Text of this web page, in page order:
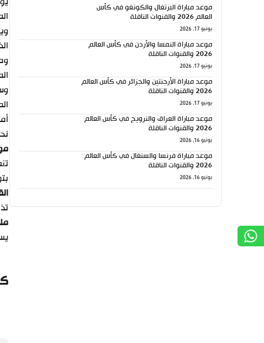
الموافق
موعد مباراة البرتغال والكونغو في كأس
العالم 2026 والقنوات الناقلة
يونيو 17, 2026
موعد مباراة النمسا والأردن في كأس العالم
2026 والقنوات الناقلة
يونيو 17, 2026
موعد مباراة الأرجنتين والجزائر في كأس العالم
2026 والقنوات الناقلة
يونيو 17, 2026
موعد مباراة العراق والنرويج في كأس العالم
2026 والقنوات الناقلة
يونيو 16, 2026
موعد مباراة فرنسا والسنغال في كأس العالم
2026 والقنوات الناقلة
يونيو 16, 2026